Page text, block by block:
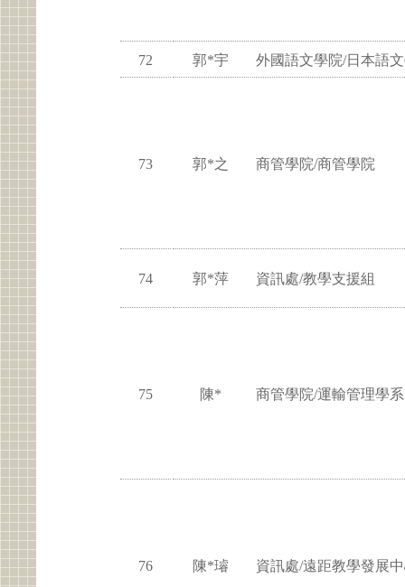
72 郭*宇 外國語文學院/日本語
73 郭*之 商管學院/商管學院
74 郭*萍 資訊處/教學支援組
75 陳* 商管學院/運輸管理學系
76 陳*璿 資訊處/遠距教學發展